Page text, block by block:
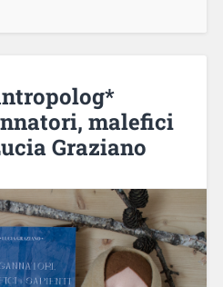
malefici
Graziano